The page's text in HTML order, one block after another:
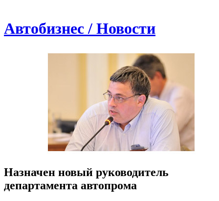
Автобизнес / Новости
Назначен новый руководитель
департамента автопрома